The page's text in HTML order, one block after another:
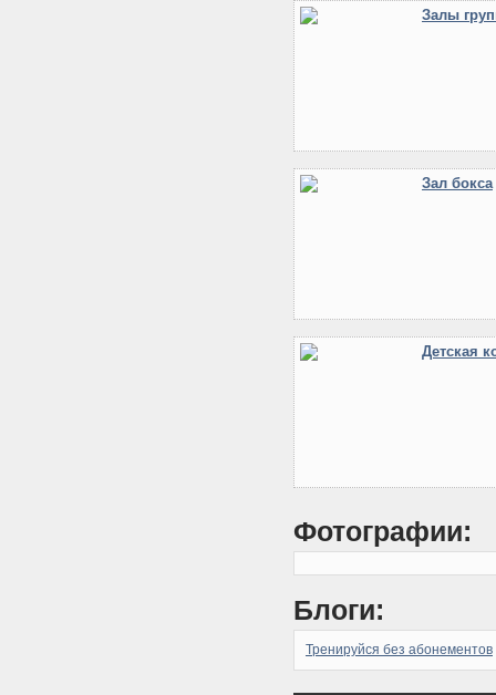
Залы
Зал бокса
Детская
Фотографии:
Блоги:
Тренируйся без абонементов